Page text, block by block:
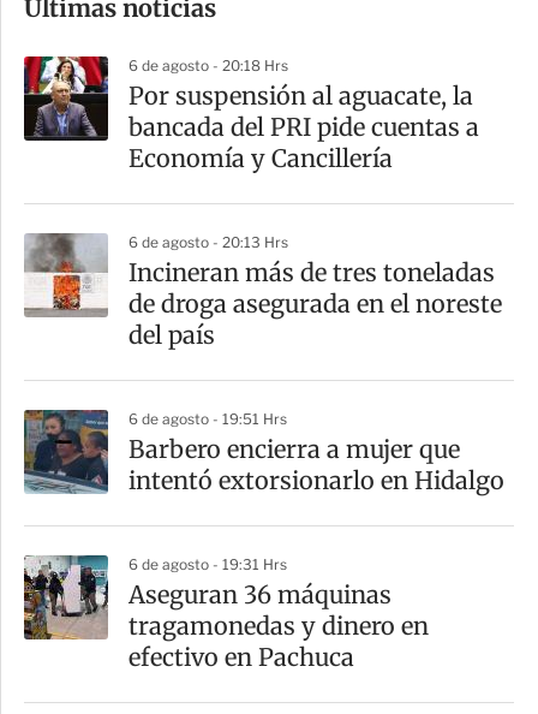
m
a
r
t
Últimas noticias
6 de agosto - 20:18 Hrs
Por suspensión al aguacate, la
bancada del PRI pide cuentas a
Economía y Cancillería
6 de agosto - 20:13 Hrs
Incineran más de tres toneladas
de droga asegurada en el noreste
del país
6 de agosto - 19:51 Hrs
Barbero encierra a mujer que
intentó extorsionarlo en Hidalgo
6 de agosto - 19:31 Hrs
Aseguran 36 máquinas
tragamonedas y dinero en
efectivo en Pachuca